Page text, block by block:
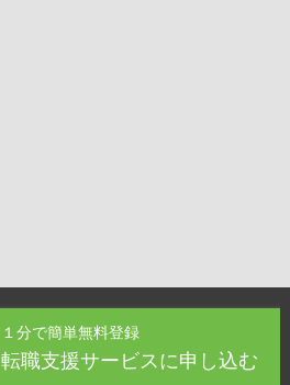
１分で簡単無料登録
転職支援サービスに申し込む